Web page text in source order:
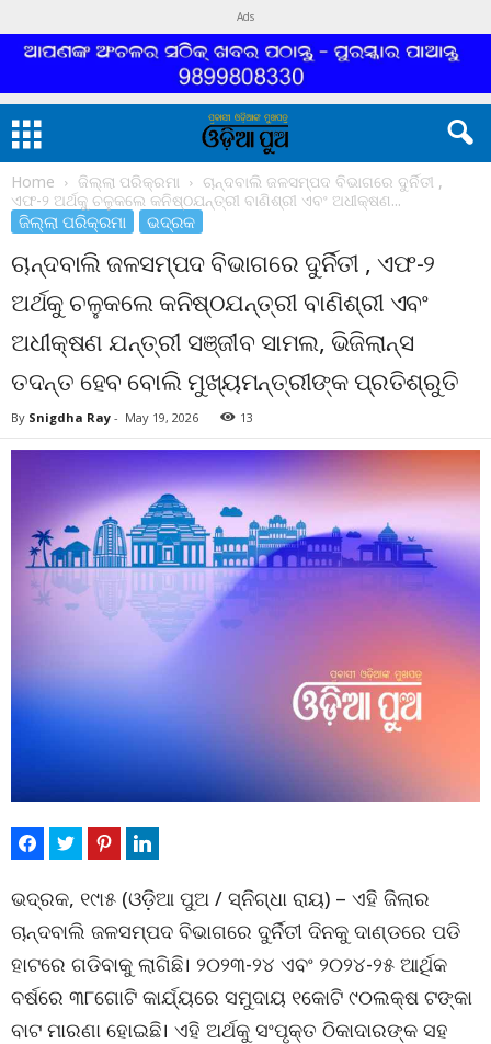
Ads
Home ଜିଲ୍ଲା ପରିକ୍ରମା
ଚାନ୍ଦବାଲି ଜଳସମ୍ପଦ ବିଭାଗରେ ଦୁର୍ନିତୀ ,
ଏଫ-୨ ଅର୍ଥକୁ ଚଳୁକଲେ କନିଷ୍ଠଯନ୍ତ୍ରୀ ବାଣିଶ୍ରୀ ଏବଂ ଅଧୀକ୍ଷଣ...
ଜିଲ୍ଲା ପରିକ୍ରମା ଭଦ୍ରକ
ଚାନ୍ଦବାଲି ଜଳସମ୍ପଦ ବିଭାଗରେ ଦୁର୍ନିତୀ , ଏଫ-୨
ଅର୍ଥକୁ ଚଳୁକଲେ କନିଷ୍ଠଯନ୍ତ୍ରୀ ବାଣିଶ୍ରୀ ଏବଂ
ଅଧୀକ୍ଷଣ ଯନ୍ତ୍ରୀ ସଞ୍ଜୀବ ସାମଲ, ଭିଜିଲାନ୍ସ
ତଦନ୍ତ ହେବ ବୋଲି ମୁଖ୍ୟମନ୍ତ୍ରୀଙ୍କ ପ୍ରତିଶ୍ରୁତି
By Snigdha Ray - May 19, 2026 13
ଭଦ୍ରକ, ୧୯ା୫ (ଓଡ଼ିଆ ପୁଅ / ସ୍ନିଗ୍ଧା ରାୟ) – ଏହି ଜିଲାର
ଚାନ୍ଦବାଲି ଜଳସମ୍ପଦ ବିଭାଗରେ ଦୁର୍ନିତୀ ଦିନକୁ ଦାଣ୍ଡରେ ପଡି
ହାଟରେ ଗଡିବାକୁ ଲାଗିଛି। ୨୦୨୩-୨୪ ଏବଂ ୨୦୨୪-୨୫ ଆର୍ଥିକ
ବର୍ଷରେ ୩୮ଗୋଟି କାର୍ଯ୍ୟରେ ସମୁଦାୟ ୧କୋଟି ୯୦ଲକ୍ଷ ଟଙ୍କା
ବାଟ ମାରଣା ହୋଇଛି। ଏହି ଅର୍ଥକୁ ସଂପୃକ୍ତ ଠିକାଦାରଙ୍କ ସହ